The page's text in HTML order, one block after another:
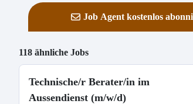
Job Agent kostenlos
118 ähnliche Jobs
Technische/r Berater/in im
Aussendienst (m/w/d)